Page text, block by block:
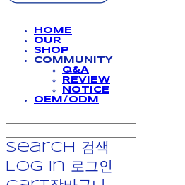
HOME
OUR
SHOP
COMMUNITY
Q&A
REVIEW
NOTICE
OEM/ODM
Search
검색
Log In
로그인